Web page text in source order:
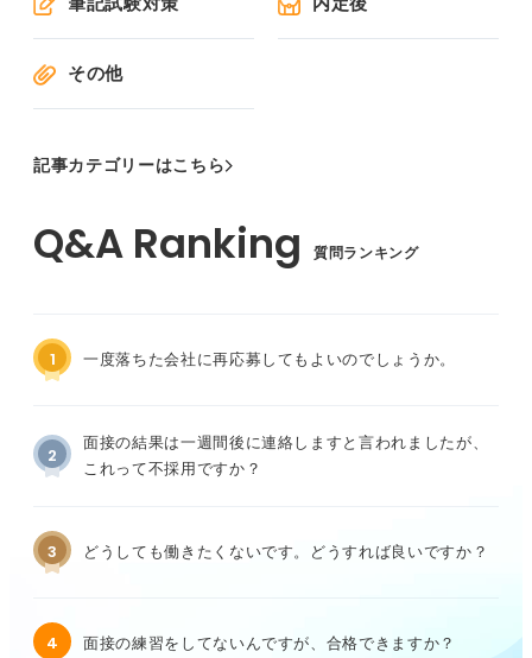
その他
記事カテゴリーはこちら
質問ランキング
1 一度落ちた会社に再応募してもよいのでしょうか。
2
面接の結果は一週間後に連絡しますと言われましたが、
これって不採用ですか？
3 どうしても働きたくないです。どうすれば良いですか？
4 面接の練習をしてないんですが、合格できますか？